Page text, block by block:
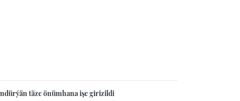
täze önümhana işe girizildi